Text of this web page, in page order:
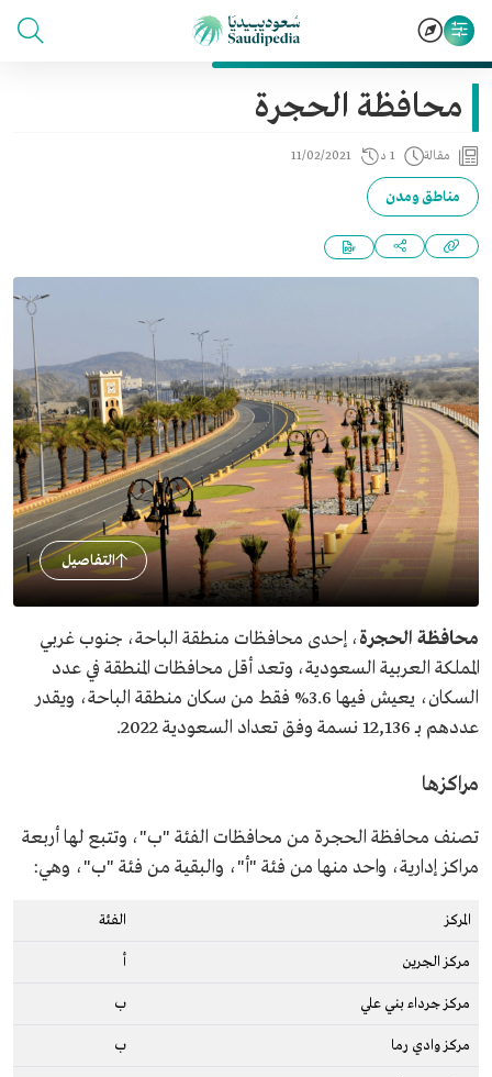
محافظة الحجرة
مقالة 1 د 11/02/2021
مناطق ومدن
التفاصيل
محافظة الحجرة، إحدى محافظات منطقة الباحة، جنوب غربي
المملكة العربية السعودية، وتعد أقل محافظات المنطقة في عدد
السكان، يعيش فيها 3.6% فقط من سكان منطقة الباحة، ويقدر
عددهم بـ 12,136 نسمة وفق تعداد السعودية 2022.
مراكزها
تصنف محافظة الحجرة من محافظات الفئة "ب"، وتتبع لها أربعة
مراكز إدارية، واحد منها من فئة "أ"، والبقية من فئة "ب"، وهي:
المركز الفئة
مركز الجرين أ
مركز جرداء بني علي ب
مركز وادي رما ب